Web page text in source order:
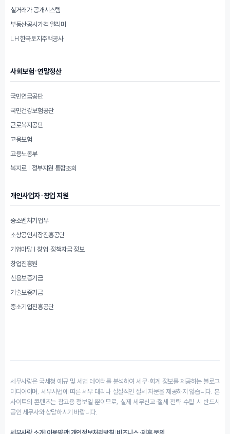
실거래가 공개시스템
부동산공시가격 알리미
LH 한국토지주택공사
사회보험·연말정산
국민연금공단
국민건강보험공단
근로복지공단
고용보험
고용노동부
복지로 | 정부지원 통합조회
개인사업자·창업 지원
중소벤처기업부
소상공인시장진흥공단
기업마당 | 창업·정책자금 정보
창업진흥원
신용보증기금
기술보증기금
중소기업진흥공단
세무사랑은 국세청 예규 및 세법 데이터를 분석하여 세무·회계 정보를 제공하는 블로그
미디어이며, 세무사법에 따른 세무 대리나 실질적인 절세 자문을 제공하지 않습니다. 본
사이트의 콘텐츠는 참고용 정보일 뿐이므로, 실제 세무신고·절세 전략 수립 시 반드시
공인 세무사와 상담하시기 바랍니다.